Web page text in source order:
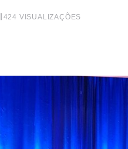
424 VISUALIZAÇÕES